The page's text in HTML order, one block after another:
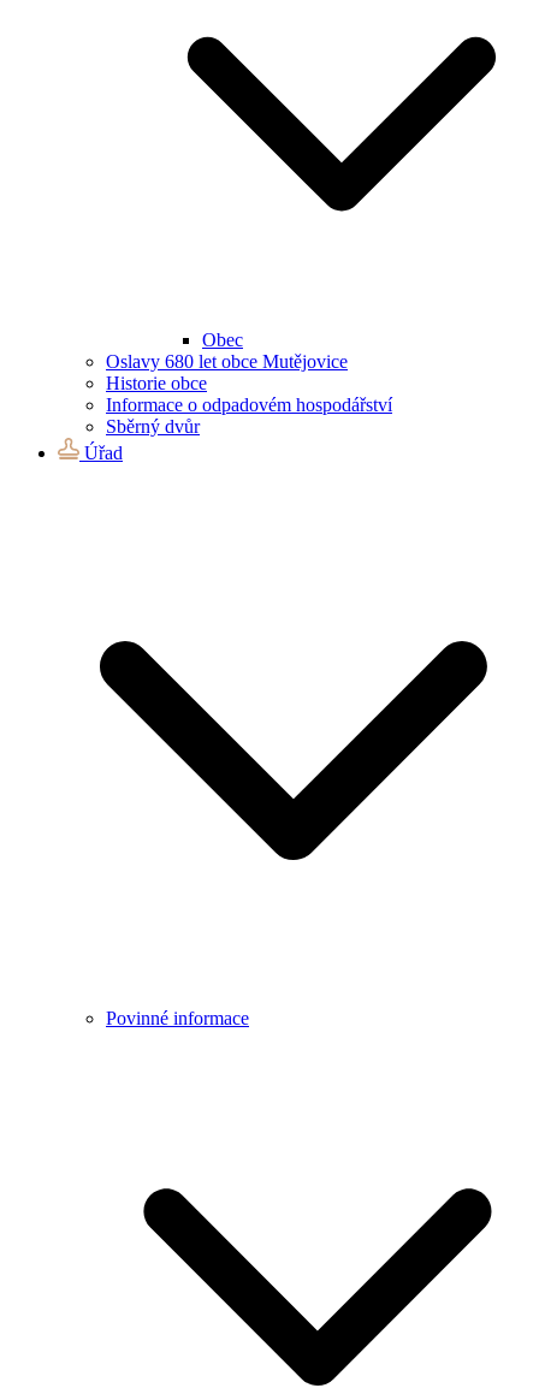
Obec
Oslavy 680 let obce Mutějovice
Historie obce
Informace o odpadovém hospodářství
Sběrný dvůr
Úřad
Povinné informace